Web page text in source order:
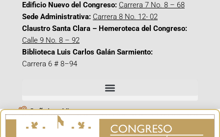
Edificio Nuevo del Congreso: Carrera 7 No. 8 – 68
Sede Administrativa: Carrera 8 No. 12- 02
Claustro Santa Clara – Hemeroteca del Congreso:
Calle 9 No. 8 – 92
Biblioteca Luis Carlos Galán Sarmiento:
Carrera 6 # 8–94
Señal en Vivo
Facebook_@CamaraColombia